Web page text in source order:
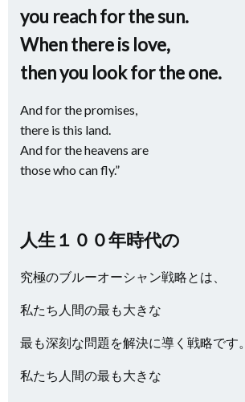
you reach for the sun.
When there is love,
then you look for the one.
And for the promises,
there is this land.
And for the heavens are
those who can fly.”
人生１００年時代の
究極のブルーオーシャン戦略とは、
私たち人間の最も大きな
最も深刻な問題を解決に導く戦略です。
私たち人間の最も大きな